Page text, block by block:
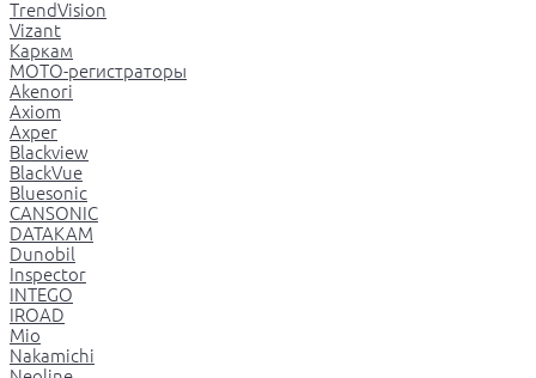
TrendVision
Vizant
Каркам
МОТО-регистраторы
Akenori
Axiom
Axper
Blackview
BlackVue
Bluesonic
CANSONIC
DATAKAM
Dunobil
Inspector
INTEGO
IROAD
Mio
Nakamichi